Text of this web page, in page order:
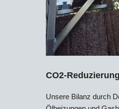
CO2-Reduzierung
Unsere Bilanz durch